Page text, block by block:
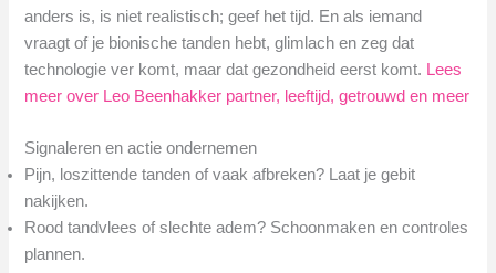
anders is, is niet realistisch; geef het tijd. En als iemand
vraagt of je bionische tanden hebt, glimlach en zeg dat
technologie ver komt, maar dat gezondheid eerst komt. Lees
meer over Leo Beenhakker partner, leeftijd, getrouwd en meer
Signaleren en actie ondernemen
Pijn, loszittende tanden of vaak afbreken? Laat je gebit
nakijken.
Rood tandvlees of slechte adem? Schoonmaken en controles
plannen.